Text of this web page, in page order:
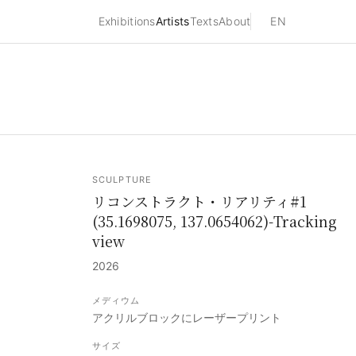
ExhibitionsArtistsTextsAbout EN
SCULPTURE
リコンストラクト・リアリティ#1
(35.1698075, 137.0654062)-Tracking
view
2026
メディウム
アクリルブロックにレーザープリント
サイズ